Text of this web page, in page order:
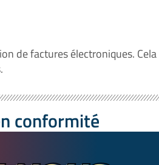
de factures électroniques.
conformité